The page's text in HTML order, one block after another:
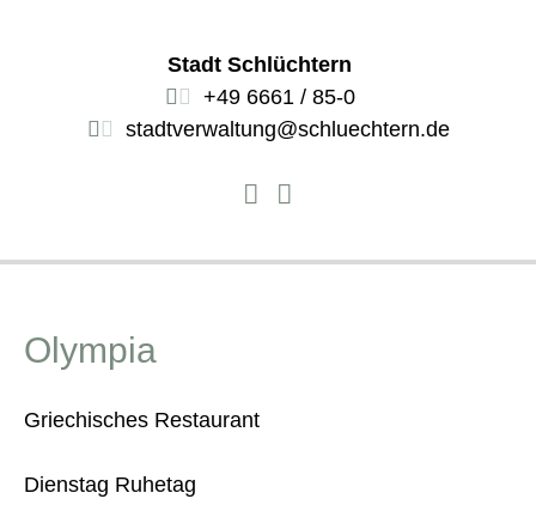
Stadt Schlüchtern
+49 6661 / 85-0
stadtverwaltung@schluechtern.de
Olympia
Griechisches Restaurant
Dienstag Ruhetag